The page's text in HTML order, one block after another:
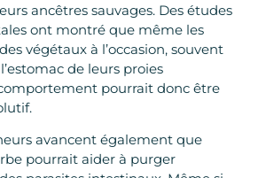
ancêtres sauvages. Des études
ont montré que même les
végétaux à l’occasion, souvent
de leurs proies
pourrait donc être
avancent également que
pourrait aider à purger